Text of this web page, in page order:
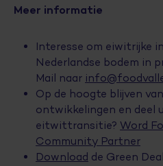
Meer informatie
Interesse om eiwitrijke
Nederlandse bodem in
Mail naar
Op de hoogte blijven
ontwikkelingen en deel
eitwittransitie? Word
Community Partner
Download de Green